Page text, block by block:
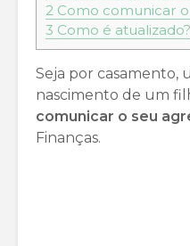
2 Como comunicar
3 Como é atualizado?
Seja por casamento,
nascimento de um
comunicar o seu
Finanças.